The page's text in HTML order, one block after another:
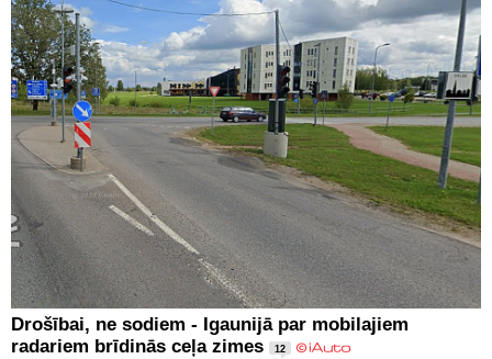
Drošībai, ne sodiem - Igaunijā par mobilajiem
radariem brīdinās ceļa zimes
12